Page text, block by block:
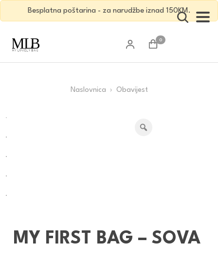
Besplatna poštarina - za narudžbe iznad 150KM.
0
Naslovnica › Obavijest
MY FIRST BAG – SOVA